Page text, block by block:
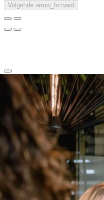
Volgende arrow_forward
clear
arrow_back_ios_new
favorite
share